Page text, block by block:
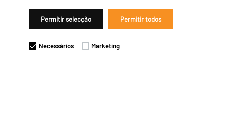
Permitir selecção Permitir todos
Necessários Marketing